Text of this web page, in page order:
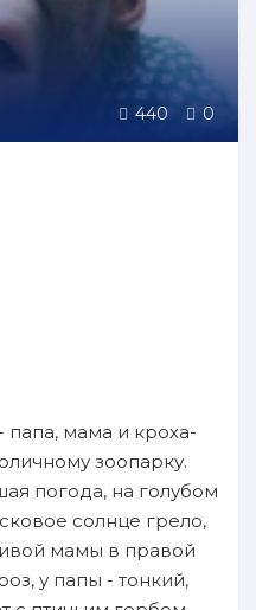
440 0
папа, мама и кроха-
зоопарку.
погода, на голубом
солнце грело,
мамы в правой
у папы - тонкий,